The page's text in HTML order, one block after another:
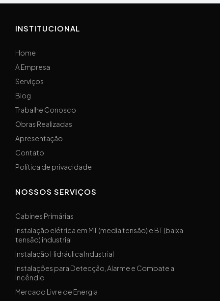
INSTITUCIONAL
Home
A Empresa
Serviços
Blog
Trabalhe Conosco
Obras Realizadas
Apresentação
Contato
Política de privacidade
NOSSOS SERVIÇOS
Cabines Primárias
Instalação elétrica em MT (media tensão) e BT (baixa
tensão) industrial
Instalação Hidráulica Industrial
Instalações para Detecção, Alarme e Combate a
Incêndio
Mercado Livre de Energia